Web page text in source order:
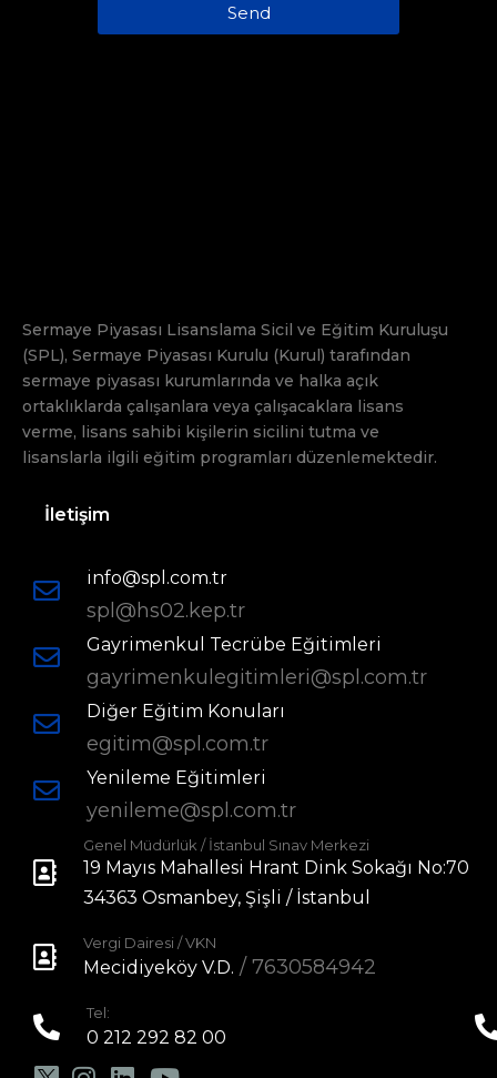
Send
Sermaye Piyasası Lisanslama Sicil ve Eğitim Kuruluşu
(SPL), Sermaye Piyasası Kurulu (Kurul) tarafından
sermaye piyasası kurumlarında ve halka açık
ortaklıklarda çalışanlara veya çalışacaklara lisans
verme, lisans sahibi kişilerin sicilini tutma ve
lisanslarla ilgili eğitim programları düzenlemektedir.
İletişim
info@spl.com.tr
spl@hs02.kep.tr
Gayrimenkul Tecrübe Eğitimleri
gayrimenkulegitimleri@spl.com.tr
Diğer Eğitim Konuları
egitim@spl.com.tr
Yenileme Eğitimleri
yenileme@spl.com.tr
Genel Müdürlük / İstanbul Sınav Merkezi
19 Mayıs Mahallesi Hrant Dink Sokağı No:70
34363 Osmanbey, Şişli / İstanbul
Vergi Dairesi / VKN
Mecidiyeköy V.D. / 7630584942
Tel:
0 212 292 82 00